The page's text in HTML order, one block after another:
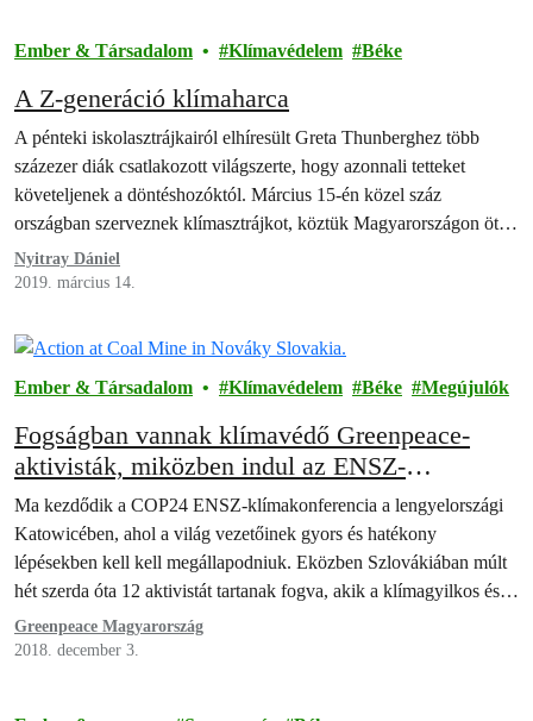
Ember & Társadalom Klímavédelem Béke
A Z-generáció klímaharca
A pénteki iskolasztrájkairól elhíresült Greta Thunberghez több
százezer diák csatlakozott világszerte, hogy azonnali tetteket
követeljenek a döntéshozóktól. Március 15-én közel száz
országban szerveznek klímasztrájkot, köztük Magyarországon öt
városban.
Nyitray Dániel
2019. március 14.
Ember & Társadalom Klímavédelem Béke Megújulók
Fogságban vannak klímavédő Greenpeace-
aktivisták, miközben indul az ENSZ-
klímacsúcs
Ma kezdődik a COP24 ENSZ-klímakonferencia a lengyelországi
Katowicében, ahol a világ vezetőinek gyors és hatékony
lépésekben kell kell megállapodniuk. Eközben Szlovákiában múlt
hét szerda óta 12 aktivistát tartanak fogva, akik a klímagyilkos és
egészségkárosító szénbányák és szénerőművek bezárásáért
demonstráltak békésen.
Greenpeace Magyarország
2018. december 3.